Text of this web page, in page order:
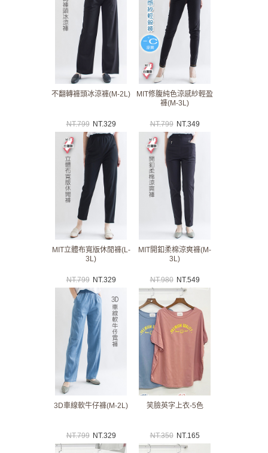
不翻轉褲頭冰涼褲(M-2L)
NT.799 NT.329
MIT修腹純色涼感紗輕盈
褲(M-3L)
NT.799 NT.349
MIT立體布寬版休閒褲(L-
3L)
NT.799 NT.329
MIT開釦柔棉涼爽褲(M-
3L)
NT.980 NT.549
3D車線軟牛仔褲(M-2L)
NT.799 NT.329
笑臉英字上衣-5色
NT.350 NT. 165